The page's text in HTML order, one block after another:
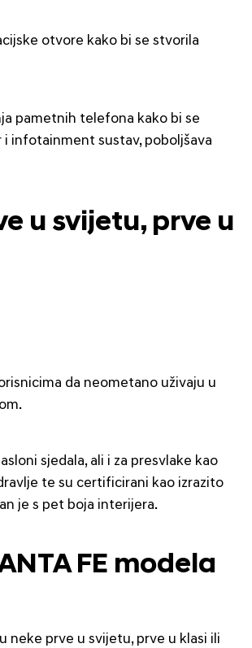
otvore kako bi se stvorila
pametnih telefona kako bi se
i infotainment sustav, poboljšava
u svijetu, prve u
da neometano uživaju u
sjedala, ali i za presvlake kao
te su certificirani kao izrazito
je s pet boja interijera.
FE modela
neke prve u svijetu, prve u klasi ili